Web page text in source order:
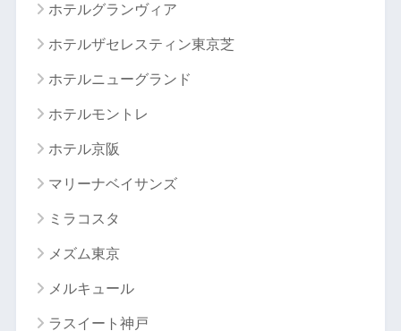
ホテルグランヴィア
ホテルザセレスティン東京芝
ホテルニューグランド
ホテルモントレ
ホテル京阪
マリーナベイサンズ
ミラコスタ
メズム東京
メルキュール
ラスイート神戸